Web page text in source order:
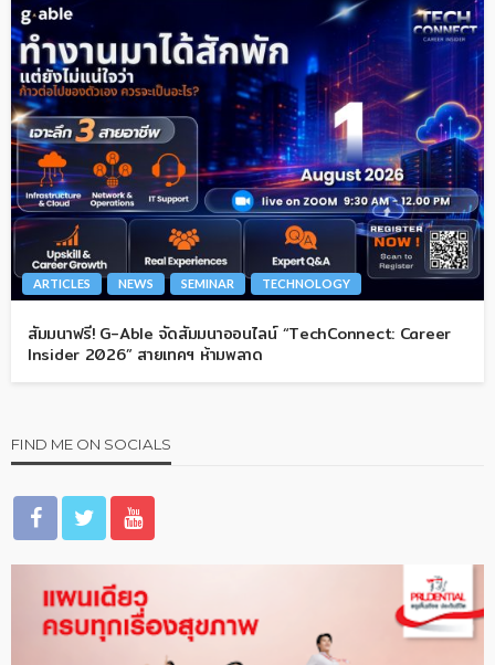
ARTICLES NEWS SEMINAR TECHNOLOGY
สัมมนาฟรี! G-Able จัดสัมมนาออนไลน์ “TechConnect: Career
Insider 2026” สายเทคฯ ห้ามพลาด
FIND ME ON SOCIALS